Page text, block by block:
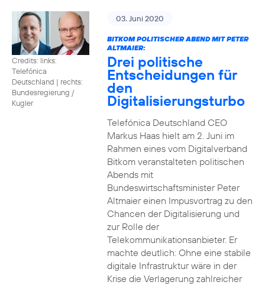
Credits: links:
Telefónica
Deutschland | rechts:
Bundesregierung /
Kugler
03. Juni 2020
BITKOM POLITISCHER ABEND MIT PETER
ALTMAIER:
Drei politische
Entscheidungen für
den
Digitalisierungsturbo
Telefónica Deutschland CEO
Markus Haas hielt am 2. Juni im
Rahmen eines vom Digitalverband
Bitkom veranstalteten politischen
Abends mit
Bundeswirtschaftsminister Peter
Altmaier einen Impusvortrag zu den
Chancen der Digitalisierung und
zur Rolle der
Telekommunikationsanbieter. Er
machte deutlich: Ohne eine stabile
digitale Infrastruktur wäre in der
Krise die Verlagerung zahlreicher